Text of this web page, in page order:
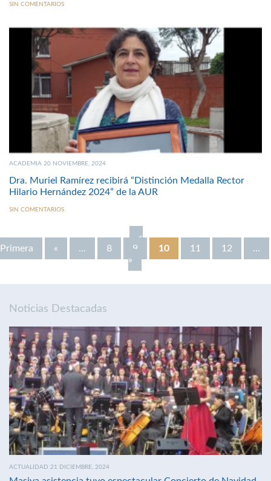
SIN COMENTARIOS
ACADEMIA 20 NOVIEMBRE, 2024
Dra. Muriel Ramírez recibirá “Distinción Medalla Rector
Hilario Hernández 2024” de la AUR
SIN COMENTARIOS
«
Primera
« ... 8 9 10 11 12
...
»
Noticias Destacadas
ACTUALIDAD 21 DICIEMBRE, 2024